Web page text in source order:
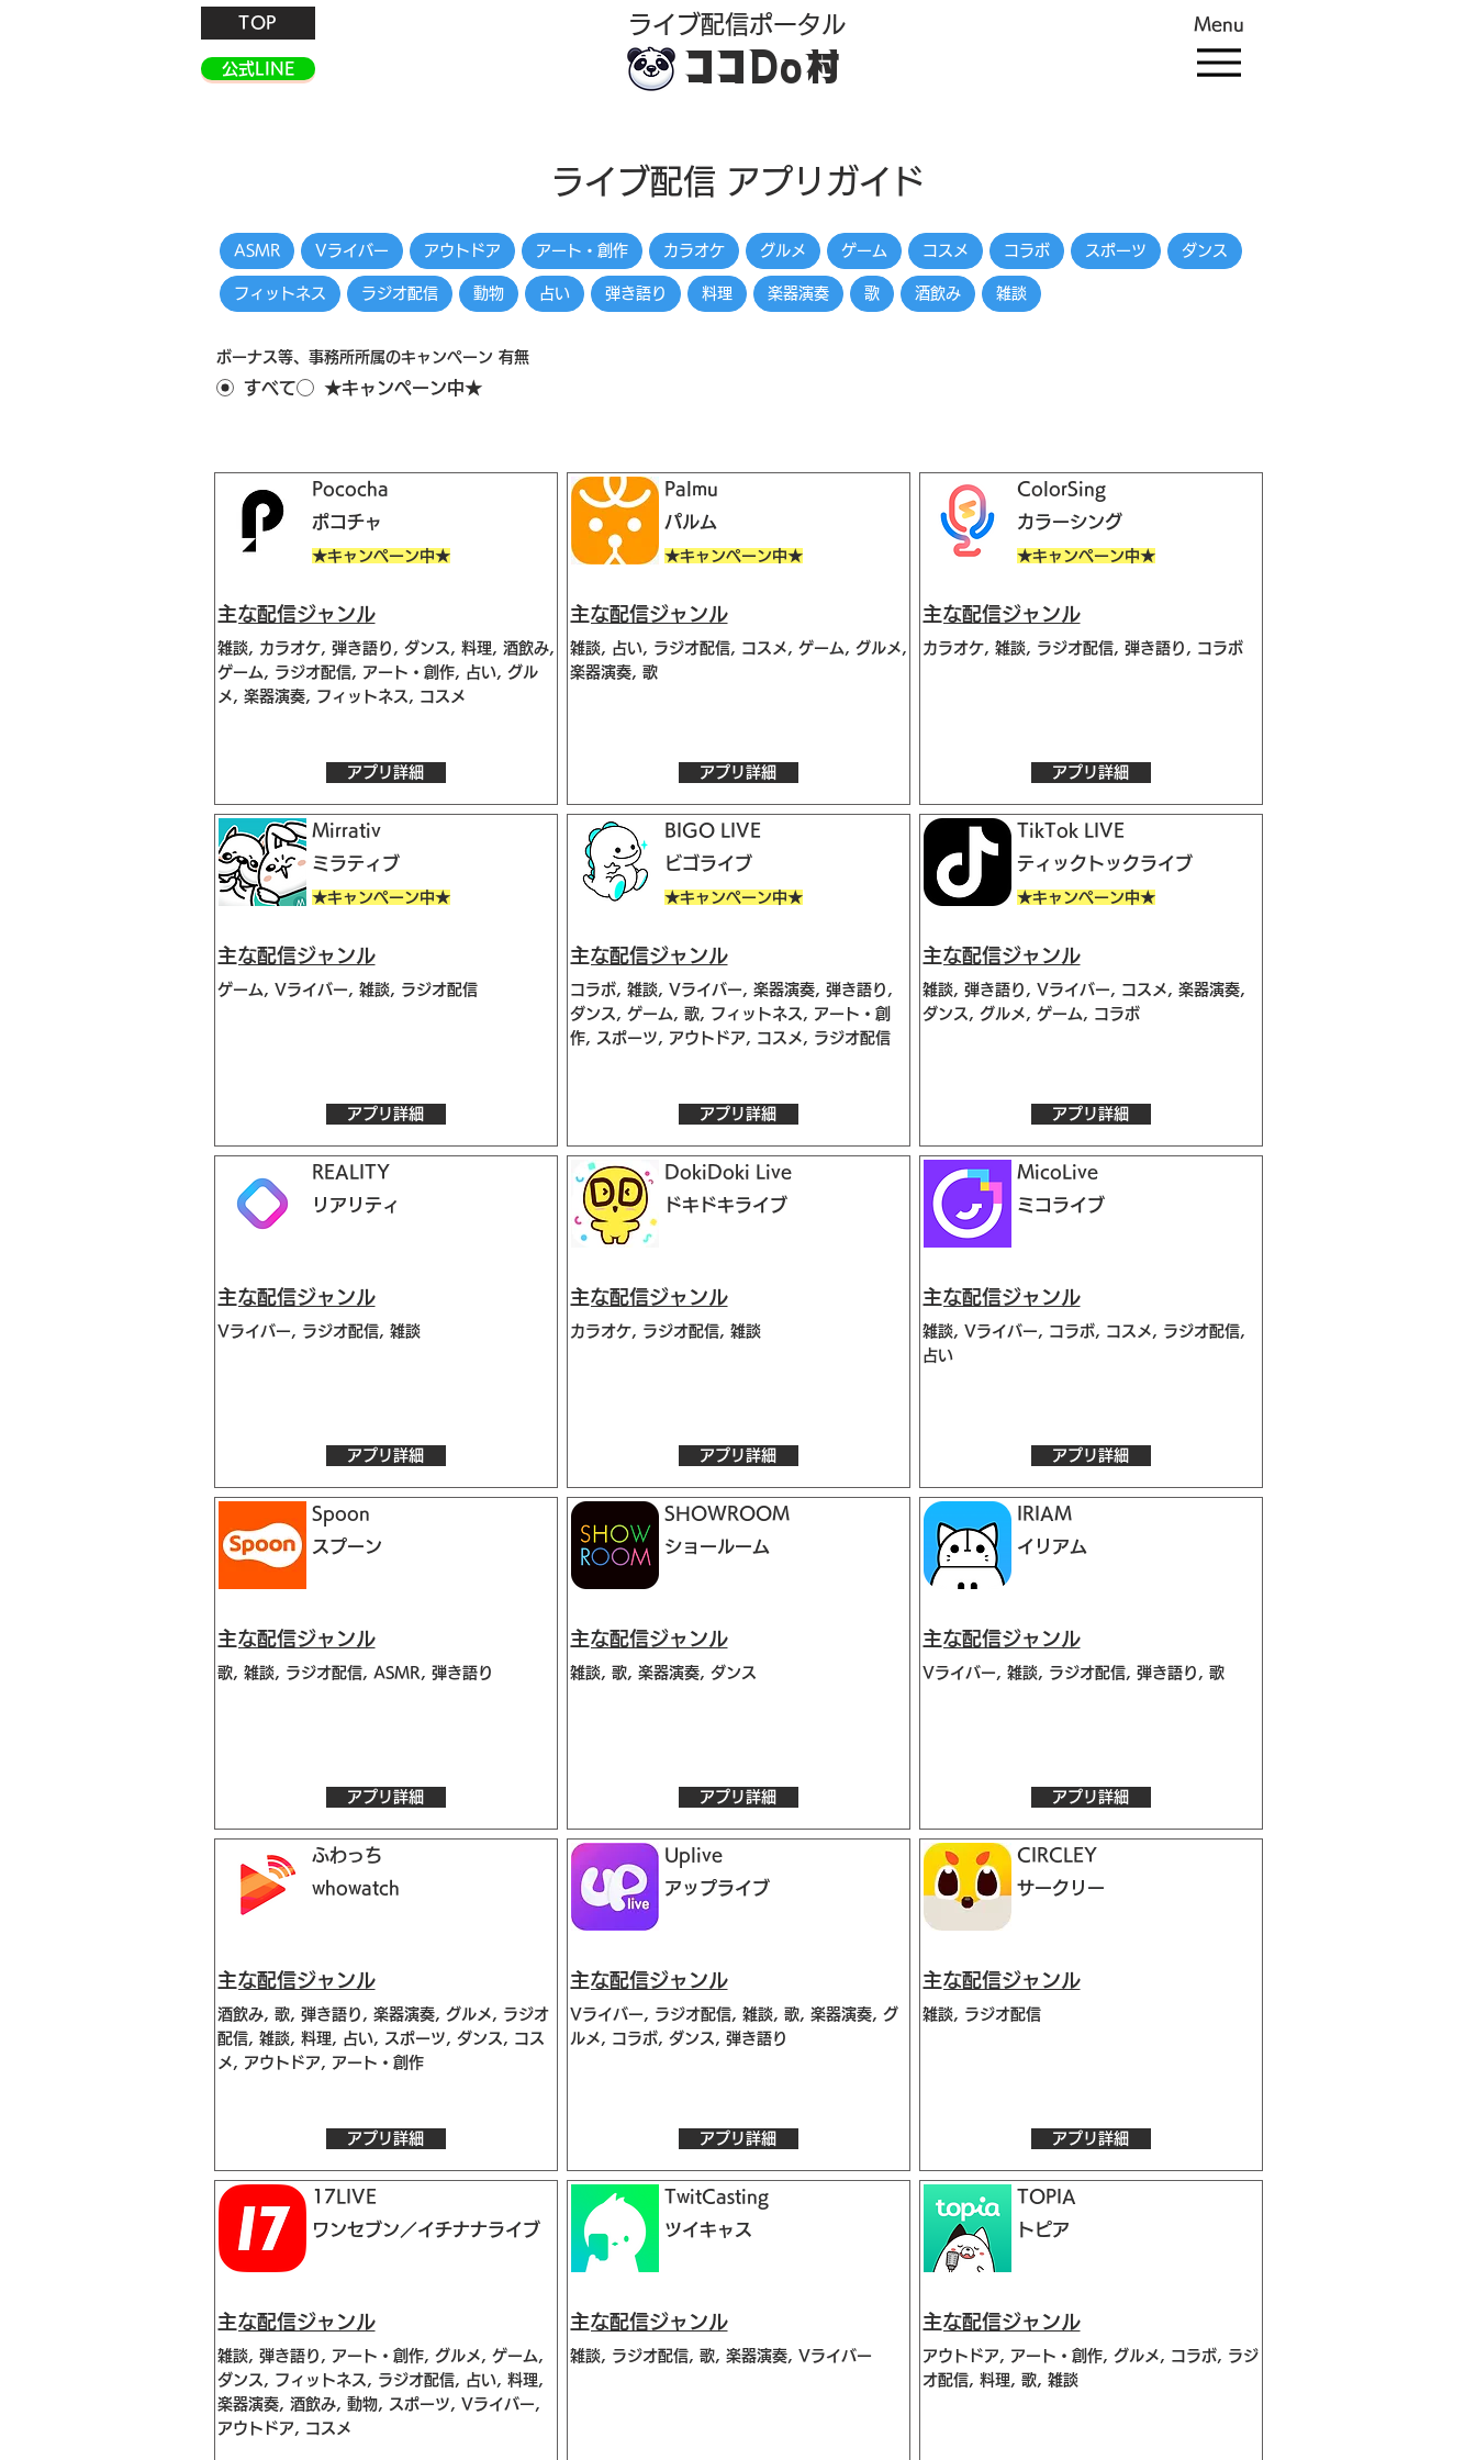
TOP
公式LINE
​ライブ配信ポータル
ココDo村
Menu
ライブ配信 アプリガイド
ASMR Vライバー アウトドア アート・創作 カラオケ グルメ ゲーム コスメ コラボ スポーツ ダンス
フィットネス ラジオ配信 動物 占い 弾き語り 料理 楽器演奏 歌 酒飲み 雑談
ボーナス等、事務所所属のキャンペーン 有無
すべて ★キャンペーン中★
Pococha
ポコチャ
★キャンペーン中★
​主な配信ジャンル
雑談, カラオケ, 弾き語り, ダンス, 料理, 酒飲み,
ゲーム, ラジオ配信, アート・創作, 占い, グル
メ, 楽器演奏, フィットネス, コスメ
アプリ詳細
Mirrativ
ミラティブ
★キャンペーン中★
​主な配信ジャンル
ゲーム, Vライバー, 雑談, ラジオ配信
アプリ詳細
REALITY
リアリティ
​主な配信ジャンル
Vライバー, ラジオ配信, 雑談
アプリ詳細
Spoon
スプーン
​主な配信ジャンル
歌, 雑談, ラジオ配信, ASMR, 弾き語り
アプリ詳細
ふわっち
whowatch
​主な配信ジャンル
酒飲み, 歌, 弾き語り, 楽器演奏, グルメ, ラジオ
配信, 雑談, 料理, 占い, スポーツ, ダンス, コス
メ, アウトドア, アート・創作
アプリ詳細
17LIVE
ワンセブン／イチナナライブ
​主な配信ジャンル
雑談, 弾き語り, アート・創作, グルメ, ゲーム,
ダンス, フィットネス, ラジオ配信, 占い, 料理,
楽器演奏, 酒飲み, 動物, スポーツ, Vライバー,
アウトドア, コスメ
Palmu
パルム
★キャンペーン中★
​主な配信ジャンル
雑談, 占い, ラジオ配信, コスメ, ゲーム, グルメ,
楽器演奏, 歌
アプリ詳細
BIGO LIVE
ビゴライブ
★キャンペーン中★
​主な配信ジャンル
コラボ, 雑談, Vライバー, 楽器演奏, 弾き語り,
ダンス, ゲーム, 歌, フィットネス, アート・創
作, スポーツ, アウトドア, コスメ, ラジオ配信
アプリ詳細
DokiDoki Live
ドキドキライブ
​主な配信ジャンル
カラオケ, ラジオ配信, 雑談
アプリ詳細
SHOWROOM
ショールーム
​主な配信ジャンル
雑談, 歌, 楽器演奏, ダンス
アプリ詳細
Uplive
アップライブ
​主な配信ジャンル
Vライバー, ラジオ配信, 雑談, 歌, 楽器演奏, グ
ルメ, コラボ, ダンス, 弾き語り
アプリ詳細
TwitCasting
ツイキャス
​主な配信ジャンル
雑談, ラジオ配信, 歌, 楽器演奏, Vライバー
ColorSing
カラーシング
★キャンペーン中★
​主な配信ジャンル
カラオケ, 雑談, ラジオ配信, 弾き語り, コラボ
アプリ詳細
TikTok LIVE
ティックトックライブ
★キャンペーン中★
​主な配信ジャンル
雑談, 弾き語り, Vライバー, コスメ, 楽器演奏,
ダンス, グルメ, ゲーム, コラボ
アプリ詳細
MicoLive
ミコライブ
​主な配信ジャンル
雑談, Vライバー, コラボ, コスメ, ラジオ配信,
占い
アプリ詳細
IRIAM
イリアム
​主な配信ジャンル
Vライバー, 雑談, ラジオ配信, 弾き語り, 歌
アプリ詳細
CIRCLEY
サークリー
​主な配信ジャンル
雑談, ラジオ配信
アプリ詳細
TOPIA
トピア
​主な配信ジャンル
アウトドア, アート・創作, グルメ, コラボ, ラジ
オ配信, 料理, 歌, 雑談